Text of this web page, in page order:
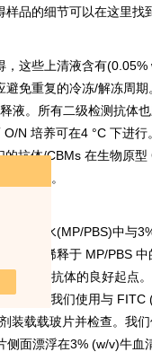
品的细节可以在这里找
，这些上清液含有(0.05%
避免重复的冷冻/解冻周期
液。所有二级检测抗体
O/N 培养可在4 °C 下进行。
的抗体/CBMs 在生物原型
体在 。
缓冲盐水(MP/PBS)中与
点。用稀释于 MP/PBS 中
得第一抗体的良好起点
1小时。我们使用与 FITC
装载载玻片并检查。我
侧面漂浮在3% (w/v)牛血